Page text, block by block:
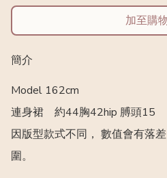
加至購
簡介
Model 162cm
連身裙	約44胸42hip 膊頭15
因版型款式不同， 數值會有落
圍。